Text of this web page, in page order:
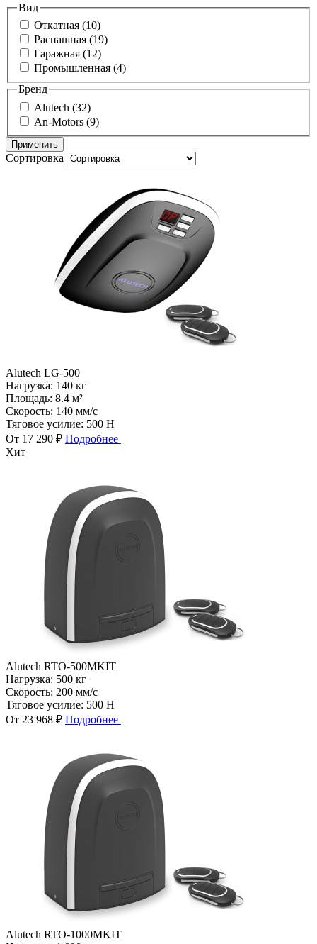
Вид
Откатная (10)
Распашная (19)
Гаражная (12)
Промышленная (4)
Бренд
Alutech (32)
An-Motors (9)
Сортировка
Alutech LG-500
Нагрузка: 140 кг
Площадь: 8.4 м²
Скорость: 140 мм/с
Тяговое усилие: 500 Н
От 17 290 ₽ Подробнее
Хит
Alutech RTO-500MKIT
Нагрузка: 500 кг
Скорость: 200 мм/с
Тяговое усилие: 500 Н
От 23 968 ₽ Подробнее
Alutech RTO-1000MKIT